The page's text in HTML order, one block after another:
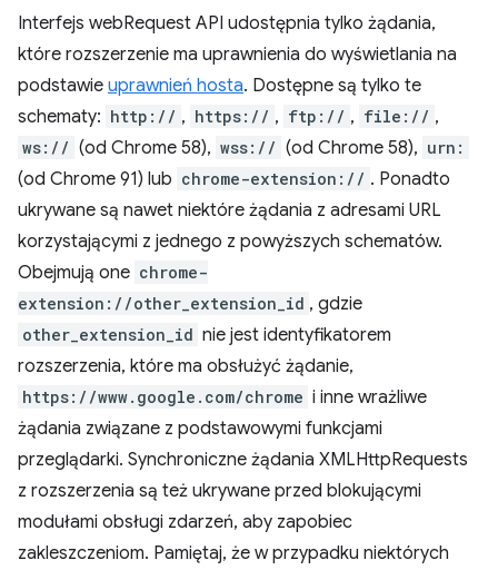
Interfejs webRequest API udostępnia tylko żądania,
które rozszerzenie ma uprawnienia do wyświetlania na
podstawie uprawnień hosta. Dostępne są tylko te
schematy: http:// , https:// , ftp:// , file:// ,
ws:// (od Chrome 58), wss:// (od Chrome 58), urn:
(od Chrome 91) lub chrome-extension:// . Ponadto
ukrywane są nawet niektóre żądania z adresami URL
korzystającymi z jednego z powyższych schematów.
Obejmują one chrome-
extension://other_extension_id , gdzie
other_extension_id nie jest identyfikatorem
rozszerzenia, które ma obsłużyć żądanie,
https://www.google.com/chrome i inne wrażliwe
żądania związane z podstawowymi funkcjami
przeglądarki. Synchroniczne żądania XMLHttpRequests
z rozszerzenia są też ukrywane przed blokującymi
modułami obsługi zdarzeń, aby zapobiec
zakleszczeniom. Pamiętaj, że w przypadku niektórych